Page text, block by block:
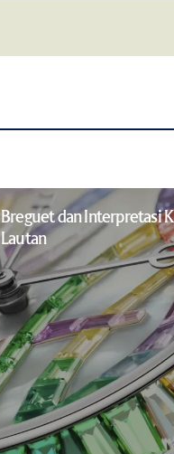
Breguet dan Interpretasi
Lautan